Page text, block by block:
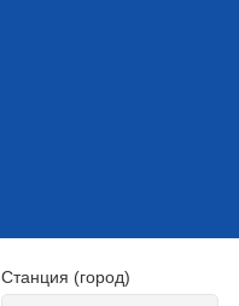
Станция (город)